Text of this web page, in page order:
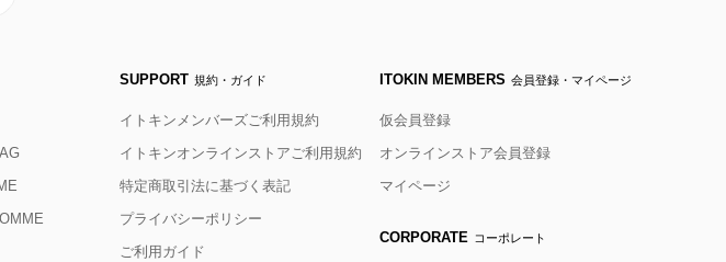
SUPPORT 規約・ガイド
イトキンメンバーズご利用規約
イトキンオンラインストアご利用規約
特定商取引法に基づく表記
プライバシーポリシー
ご利用ガイド
ITOKIN MEMBERS 会員登録・マイページ
仮会員登録
オンラインストア会員登録
マイページ
CORPORATE コーポレート